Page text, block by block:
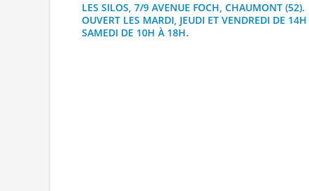
LES SILOS, 7/9 AVENUE FOCH, CHAUMONT (52).
OUVERT LES MARDI, JEUDI ET VENDREDI DE
SAMEDI DE 10H À 18H.